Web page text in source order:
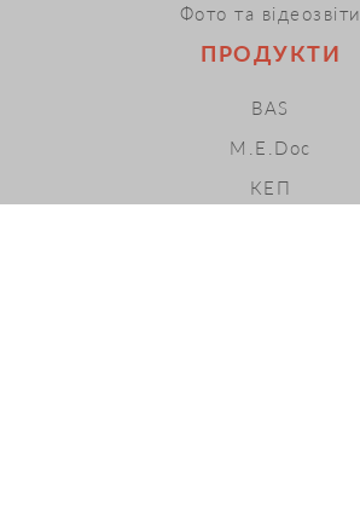
Фото та відеозвіти
ПРОДУКТИ
BAS
M.E.Doc
КЕП